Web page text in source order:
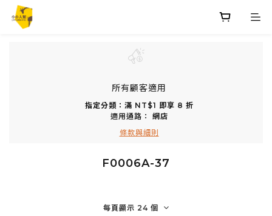
所有顧客適用
指定分類：滿 NT$1 即享 8 折
適用通路： 網店
條款與細則
F0006A-37
每頁顯示 24 個